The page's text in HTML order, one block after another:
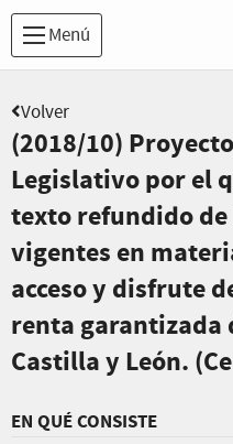
Menú
Volver
(2018/10)
Legislativo por el
texto refundido
vigentes en
acceso y disfrute
renta garantizada
Castilla y León.
EN QUÉ CONSISTE